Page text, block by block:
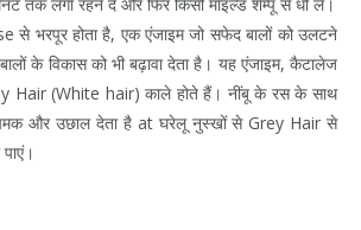
भरपूर होता है, एक एंजाइम जो सफेद बालों को उलटने
के विकास को भी बढ़ावा देता है। यह एंजाइम, कैटालेज
Hair (White hair) काले होते हैं। नींबू के रस के साथ
चमक और उछाल देता है at घरेलू नुस्खों से Grey Hair से